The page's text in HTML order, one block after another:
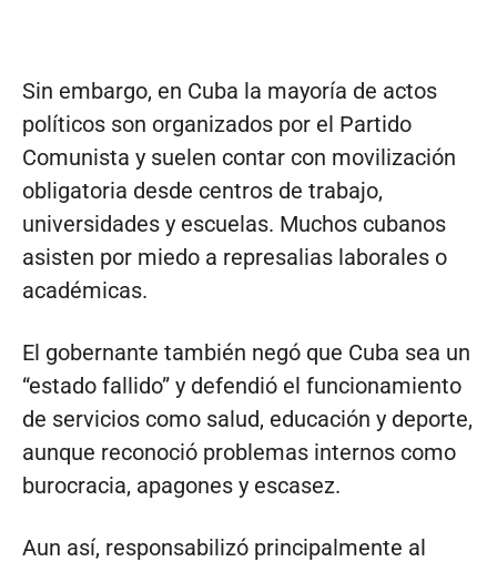
Sin embargo, en Cuba la mayoría de actos
políticos son organizados por el Partido
Comunista y suelen contar con movilización
obligatoria desde centros de trabajo,
universidades y escuelas. Muchos cubanos
asisten por miedo a represalias laborales o
académicas.
El gobernante también negó que Cuba sea un
“estado fallido” y defendió el funcionamiento
de servicios como salud, educación y deporte,
aunque reconoció problemas internos como
burocracia, apagones y escasez.
Aun así, responsabilizó principalmente al